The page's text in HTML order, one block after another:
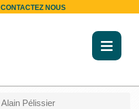
CONTACTEZ NOUS
Alain Pélissier